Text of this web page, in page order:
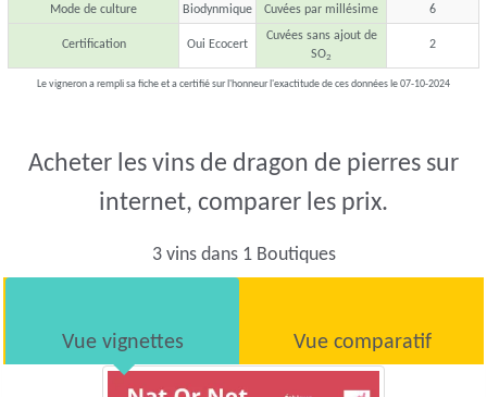
Mode de culture Biodynmique Cuvées par millésime 6
Certification Oui Ecocert
Cuvées sans ajout de
SO2
2
Le vigneron a rempli sa fiche et a certifié sur l'honneur l'exactitude de ces données le 07-10-2024
Acheter les vins de dragon de pierres sur
internet, comparer les prix.
3 vins dans 1 Boutiques
Vue vignettes Vue comparatif